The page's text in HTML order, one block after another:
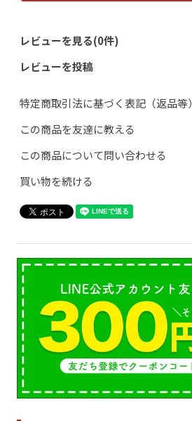
レビューを見る(0件)
レビューを投稿
特定商取引法に基づく表記（返品等）
この商品を友達に教える
この商品について問い合わせる
買い物を続ける